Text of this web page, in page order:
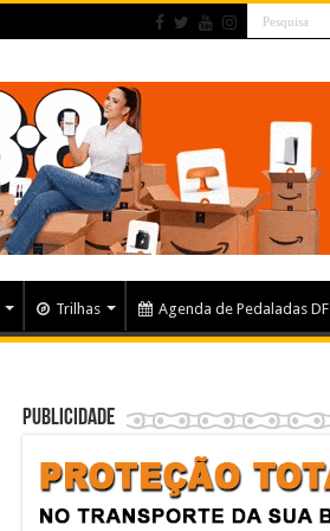
Trilhas Agenda de Pedaladas DF
Publicidade